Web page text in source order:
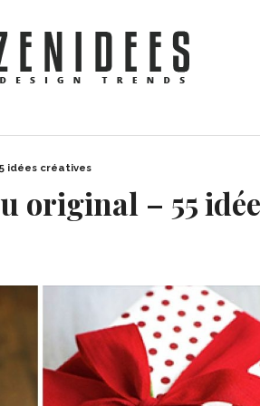
idées créatives
original – 55